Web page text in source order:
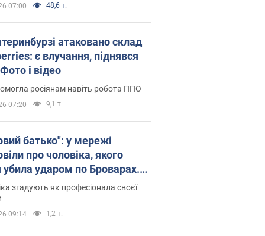
07:00 48,6 т.
атаковано склад
є влучання, піднявся
і відео
росіянам навіть робота ППО
07:20 9,1 т.
батько": у мережі
про чоловіка, якого
убила ударом по Броварах.
згадують як професіонала своєї
09:14 1,2 т.